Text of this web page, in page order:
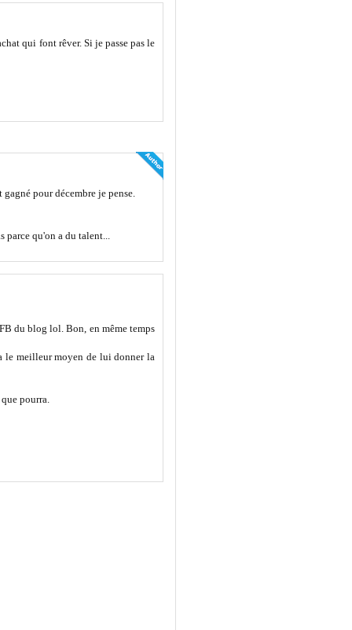
qui font rêver. Si je passe pas le
gagné pour décembre je pense.
parce qu'on a du talent...
du blog lol. Bon, en même temps
le meilleur moyen de lui donner la
pourra.